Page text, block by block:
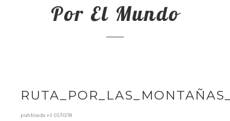
Por El Mundo
publicada el 03/10/18